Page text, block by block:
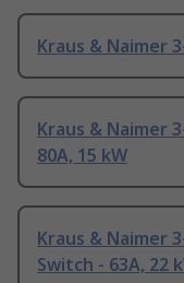
Kraus & Naimer
Kraus & Naimer
80A, 15 kW
Kraus & Naimer
Switch - 63A, 22